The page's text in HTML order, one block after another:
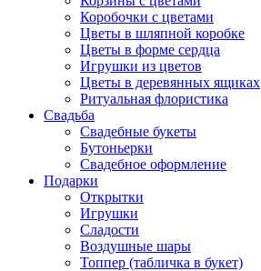
Коробочки с цветами
Цветы в шляпной коробке
Цветы в форме сердца
Игрушки из цветов
Цветы в деревянных ящиках
Ритуальная флористика
Свадьба
Свадебные букеты
Бутоньерки
Свадебное оформление
Подарки
Открытки
Игрушки
Сладости
Воздушные шары
Топпер (табличка в букет)